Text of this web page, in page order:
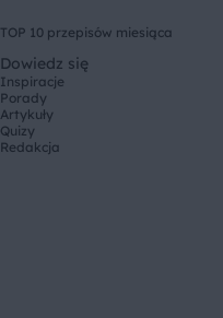
TOP 10 przepisów miesiąca
Dowiedz się
Inspiracje
Porady
Artykuły
Quizy
Redakcja